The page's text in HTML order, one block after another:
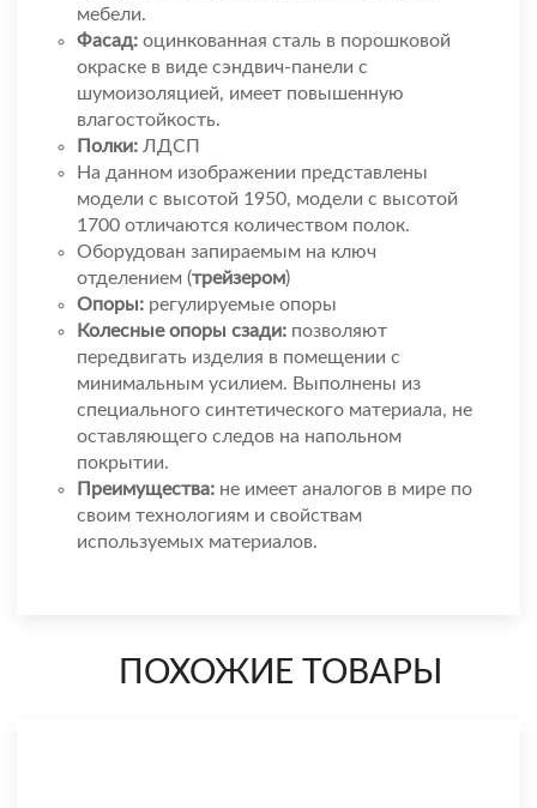
мебели.
Фасад: оцинкованная сталь в порошковой
окраске в виде сэндвич-панели с
шумоизоляцией, имеет повышенную
влагостойкость.
Полки: ЛДСП
На данном изображении представлены
модели с высотой 1950, модели с высотой
1700 отличаются количеством полок.
Оборудован запираемым на ключ
отделением (трейзером)
Опоры: регулируемые опоры
Колесные опоры сзади: позволяют
передвигать изделия в помещении с
минимальным усилием. Выполнены из
специального синтетического материала, не
оставляющего следов на напольном
покрытии.
Преимущества: не имеет аналогов в мире по
своим технологиям и свойствам
используемых материалов.
ПОХОЖИЕ ТОВАРЫ